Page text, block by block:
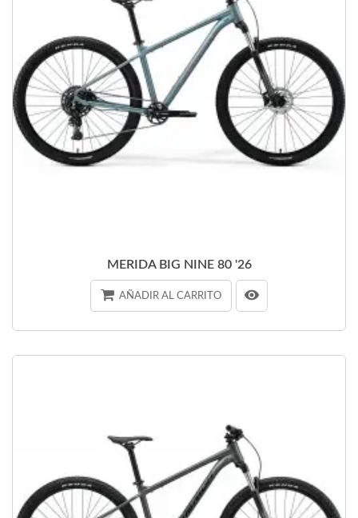
MERIDA BIG NINE 80 '26
AÑADIR AL CARRITO